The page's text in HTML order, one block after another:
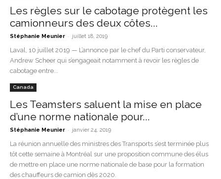
Les règles sur le cabotage protègent les
camionneurs des deux côtes...
Stéphanie Meunier - juillet 18, 2019
Laval, 10 juillet 2019 — L’annonce par le chef du Parti conservateur,
Andrew Scheer qui s’engageait notamment à revoir les règles de
cabotage entre...
Canada
Les Teamsters saluent la mise en place
d’une norme nationale pour...
Stéphanie Meunier - janvier 24, 2019
La réunion annuelle des ministres des Transports s’est terminée plus
tôt cette semaine à Montréal sur une proposition commune des élus
de mettre en place une norme nationale de base pour la formation
des chauffeurs de camion dès 2020.